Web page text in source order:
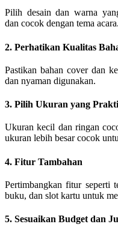
Pilih desain dan warna
dan cocok dengan tema acara.
2. Perhatikan Kualitas
Pastikan bahan cover dan
dan nyaman digunakan.
3. Pilih Ukuran yang
Ukuran kecil dan ringan
ukuran lebih besar cocok
4. Fitur Tambahan
Pertimbangkan fitur seperti
buku, dan slot kartu untuk
5. Sesuaikan Budget dan